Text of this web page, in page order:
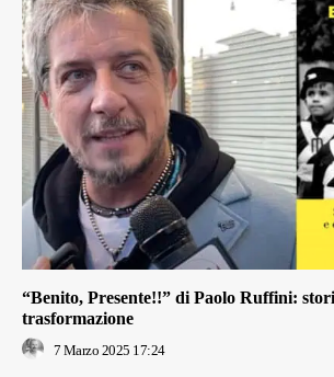
“Benito, Presente!!” di Paolo Ruffini:
trasformazione
7 Marzo 2025 17:24